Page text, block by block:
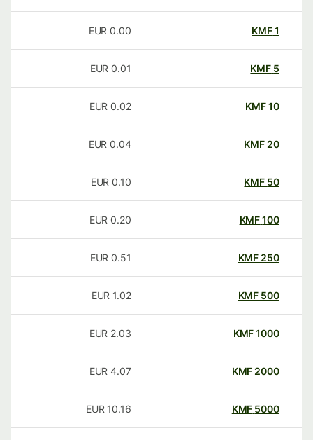
KMF
0.00
EUR
KMF
0.01
EUR
KMF
0.02
EUR
20
KMF
0.04
EUR
50
KMF
0.10
EUR
100
KMF
0.20
EUR
250
KMF
0.51
EUR
500
KMF
1.02
EUR
1000
KMF
2.03
EUR
2000
KMF
4.07
EUR
5000
KMF
10.16
EUR